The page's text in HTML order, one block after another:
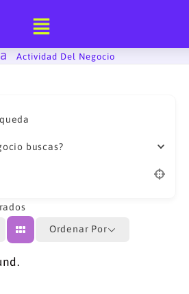
Actividad Del Negocio
buscas?
Ordenar Por